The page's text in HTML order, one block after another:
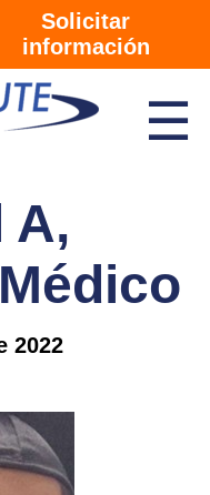
Solicitar
información
☰
A,
2022